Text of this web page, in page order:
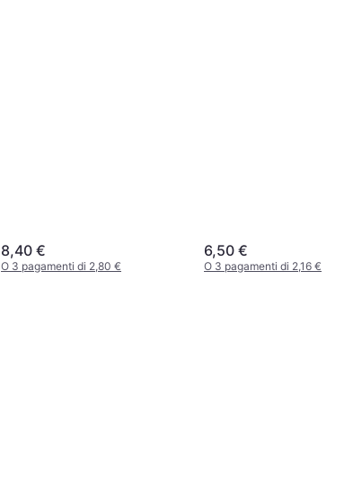
8,40 €
O 3 pagamenti di 2,80 €
6,50 €
O 3 pagamenti di 2,16 €